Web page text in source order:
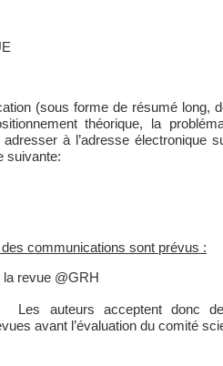
(sous forme de résumé long,
théorique, la
à l’adresse électronique
suivante:
communications sont prévus :
revue @GRH
Les auteurs acceptent donc
avant l’évaluation du comité